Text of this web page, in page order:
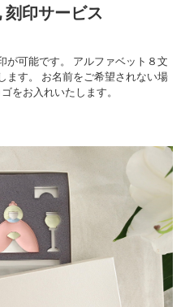
刻印サービス
が可能です。 アルファベット８文
ます。 お名前をご希望されない場
をお入れいたします。